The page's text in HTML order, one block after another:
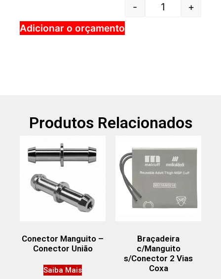
-
+
Adicionar o orçamento
Produtos Relacionados
Conector Manguito –
Conector União
Saiba Mais
Braçadeira
c/Manguito
s/Conector 2 Vias
Coxa